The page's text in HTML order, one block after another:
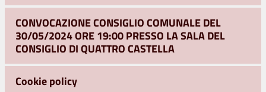
CONVOCAZIONE CONSIGLIO COMUNALE DEL
30/05/2024 ORE 19:00 PRESSO LA SALA DEL
CONSIGLIO DI QUATTRO CASTELLA
Cookie policy